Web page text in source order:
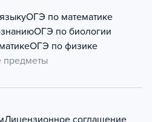
ОГЭ по математике
ОГЭ по биологии
ОГЭ по физике
предметы
Лицензионное соглашение